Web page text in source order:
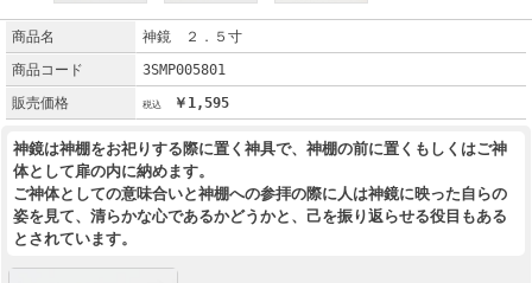
商品名
神鏡 ２．５寸
商品コード
3SMP005801
販売価格
￥1,595
神鏡は神棚をお祀りする際に置く神具で、神棚の前に置くもしくはご神
体として扉の内に納めます。
ご神体としての意味合いと神棚への参拝の際に人は神鏡に映った自らの
姿を見て、清らかな心であるかどうかと、己を振り返らせる役目もある
とされています。